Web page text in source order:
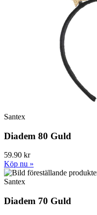
Santex
Diadem 80 Guld
59.90 kr
Köp nu »
Santex
Diadem 70 Guld